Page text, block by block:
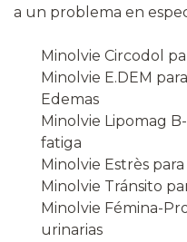
a un problema en
Minolvie Circodol
Minolvie E.DEM
Edemas
Minolvie Lipomag
fatiga
Minolvie Estrès
Minolvie Tránsito
Minolvie Fémina-
urinarias